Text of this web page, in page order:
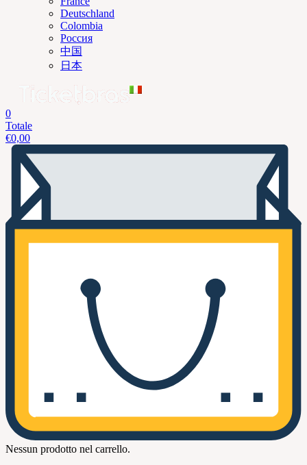
Deutschland
Colombia
Россия
中国
日本
0
Totale
€0,00
Nessun prodotto nel carrello.